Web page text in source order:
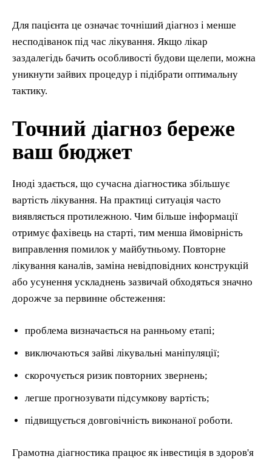
Для пацієнта це означає точніший діагноз і менше
несподіванок під час лікування. Якщо лікар
заздалегідь бачить особливості будови щелепи, можна
уникнути зайвих процедур і підібрати оптимальну
тактику.
Точний діагноз береже
ваш бюджет
Іноді здається, що сучасна діагностика збільшує
вартість лікування. На практиці ситуація часто
виявляється протилежною. Чим більше інформації
отримує фахівець на старті, тим менша ймовірність
виправлення помилок у майбутньому. Повторне
лікування каналів, заміна невідповідних конструкцій
або усунення ускладнень зазвичай обходяться значно
дорожче за первинне обстеження:
проблема визначається на ранньому етапі;
виключаються зайві лікувальні маніпуляції;
скорочується ризик повторних звернень;
легше прогнозувати підсумкову вартість;
підвищується довговічність виконаної роботи.
Грамотна діагностика працює як інвестиція в здоров'я